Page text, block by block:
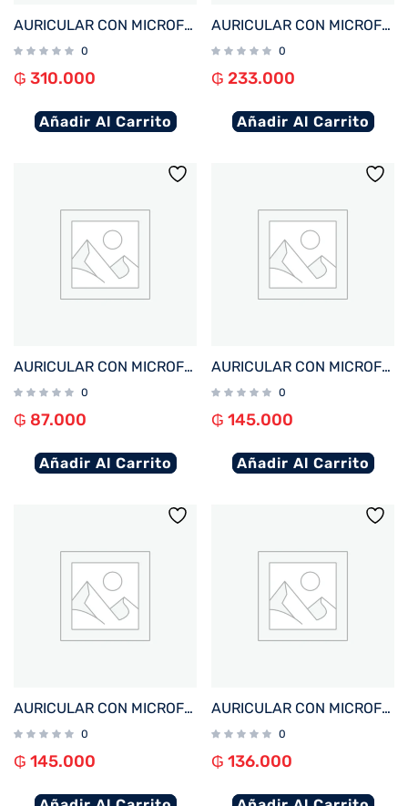
AURICULAR CON MICROFONO FTX H20-BK MIC/ANC+ENC/BT/TOUCH NEGRO
0
₲ 310.000
Añadir Al Carrito
AURICULAR CON MICROFONO FTX E09S-BK BT/MIC/TOUCH/32GB/IPX8 NEGRO
0
₲ 233.000
Añadir Al Carrito
AURICULAR CON MICROFONO FTX E07S-BK BT/MIC/TOUCH/IPX4 NEGRO
0
₲ 87.000
Añadir Al Carrito
AURICULAR CON MICROFONO FTX E97L-WH BT/MIC/TOUCH/IPX6 BLANCO C/PANT LED
0
₲ 145.000
Añadir Al Carrito
AURICULAR CON MICROFONO FTX E97L-BK BT/MIC/TOUCH/IPX6 NEGRO C/PANT LED
0
₲ 145.000
AURICULAR CON MICROFONO FTX E56L-WH BT/MIC/ANC/TOUCH/IPX6 BLANCO C/PANT LED
0
₲ 136.000